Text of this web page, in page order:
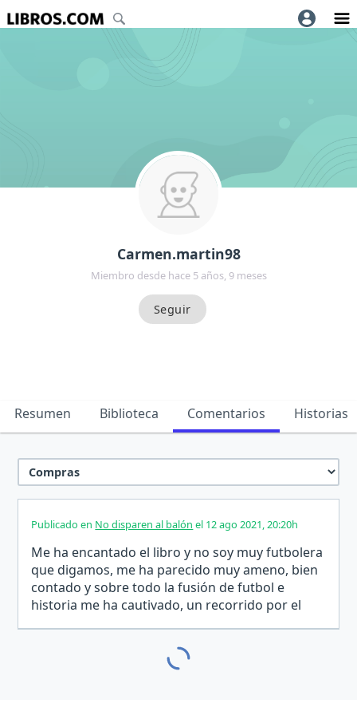
Carmen.martin98
Miembro desde hace 5 años, 9 meses
Resumen Biblioteca Comentarios Historias
Publicado en No disparen al balón el 12 ago 2021, 20:20h
Me ha encantado el libro y no soy muy futbolera
que digamos, me ha parecido muy ameno, bien
contado y sobre todo la fusión de futbol e
historia me ha cautivado, un recorrido por el